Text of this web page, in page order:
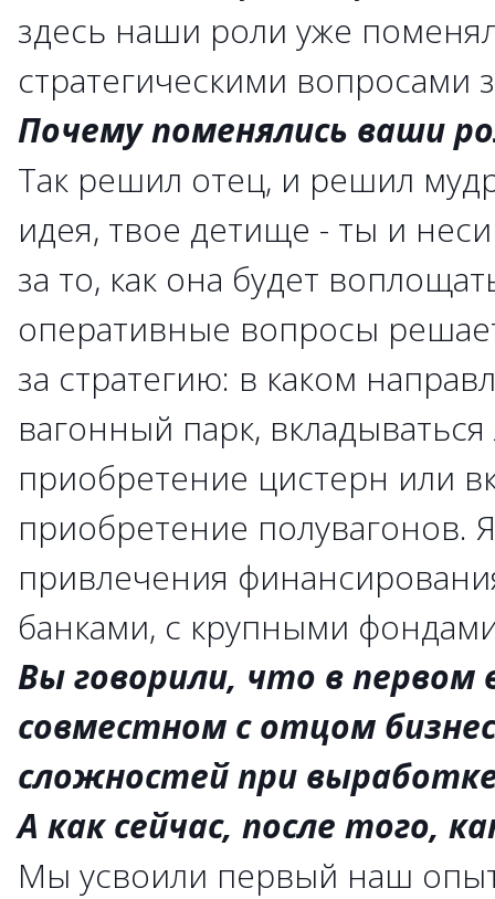
здесь наши роли уже
стратегическими вопросами
Почему поменялись ваши
Так решил отец, и решил
идея, твое детище - ты и
за то, как она будет
оперативные вопросы
за стратегию: в каком
вагонный парк,
приобретение цистерн или
приобретение
привлечения
банками, с крупными
Вы говорили, что в первом
совместном с отцом
сложностей при
А как сейчас, после того,
Мы усвоили первый наш